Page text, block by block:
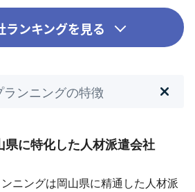
ランキングを見る
ンニングの特徴
県に特化した人材派遣会社
ニングは岡山県に精通した人材派